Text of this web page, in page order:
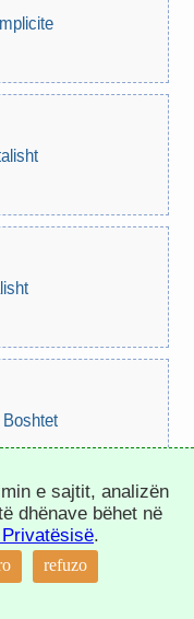
e sajtit, analizën
dhënave bëhet në
.
refuzo